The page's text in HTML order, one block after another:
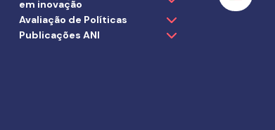
em inovação
Avaliação de Políticas
Publicações ANI